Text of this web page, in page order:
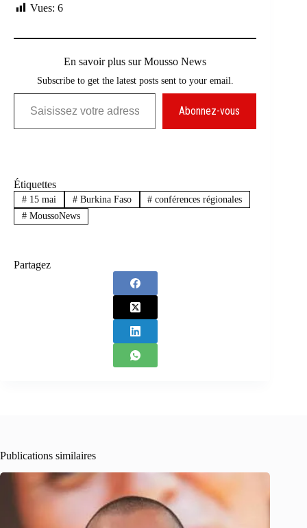
Vues: 6
En savoir plus sur Mousso News
Subscribe to get the latest posts sent to your email.
Saisissez votre adresse e-mail…
Abonnez-vous
Étiquettes
#15 mai #Burkina Faso # conférences régionales
#MoussoNews
Partagez
Publications similaires